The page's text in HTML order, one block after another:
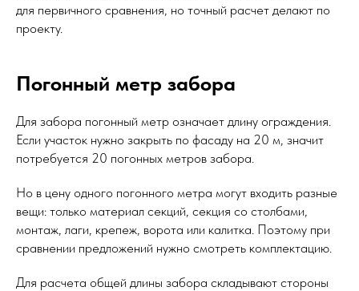
для первичного сравнения, но точный расчет делают по
проекту.
Погонный метр забора
Для забора погонный метр означает длину ограждения.
Если участок нужно закрыть по фасаду на 20 м, значит
потребуется 20 погонных метров забора.
Но в цену одного погонного метра могут входить разные
вещи: только материал секций, секция со столбами,
монтаж, лаги, крепеж, ворота или калитка. Поэтому при
сравнении предложений нужно смотреть комплектацию.
Для расчета общей длины забора складывают стороны